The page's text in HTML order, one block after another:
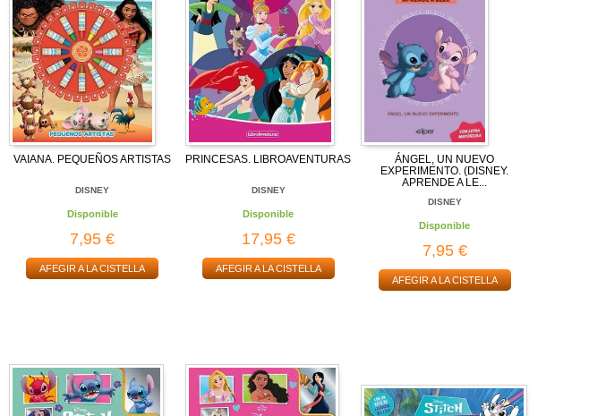
VAIANA. PEQUEÑOS ARTISTAS
DISNEY
Disponible
7,95 €
AFEGIR A LA CISTELLA
PRINCESAS. LIBROAVENTURAS
DISNEY
Disponible
17,95 €
AFEGIR A LA CISTELLA
ÁNGEL, UN NUEVO
EXPERIMENTO. (DISNEY.
APRENDE A LE...
DISNEY
Disponible
7,95 €
AFEGIR A LA CISTELLA